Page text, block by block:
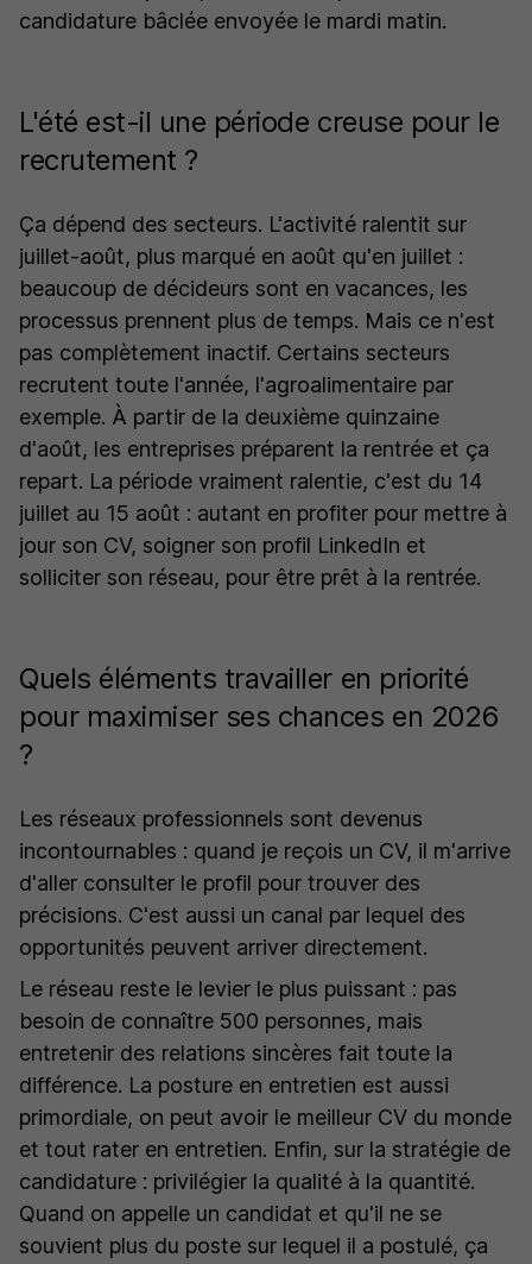
candidature bâclée envoyée le mardi matin.
L'été est-il une période creuse pour le
recrutement ?
Ça dépend des secteurs. L'activité ralentit sur
juillet-août, plus marqué en août qu'en juillet :
beaucoup de décideurs sont en vacances, les
processus prennent plus de temps. Mais ce n'est
pas complètement inactif. Certains secteurs
recrutent toute l'année, l'agroalimentaire par
exemple. À partir de la deuxième quinzaine
d'août, les entreprises préparent la rentrée et ça
repart. La période vraiment ralentie, c'est du 14
juillet au 15 août : autant en profiter pour mettre à
jour son CV, soigner son profil LinkedIn et
solliciter son réseau, pour être prêt à la rentrée.
Quels éléments travailler en priorité
pour maximiser ses chances en 2026
?
Les réseaux professionnels sont devenus
incontournables : quand je reçois un CV, il m'arrive
d'aller consulter le profil pour trouver des
précisions. C'est aussi un canal par lequel des
opportunités peuvent arriver directement.
Le réseau reste le levier le plus puissant : pas
besoin de connaître 500 personnes, mais
entretenir des relations sincères fait toute la
différence. La posture en entretien est aussi
primordiale, on peut avoir le meilleur CV du monde
et tout rater en entretien. Enfin, sur la stratégie de
candidature : privilégier la qualité à la quantité.
Quand on appelle un candidat et qu'il ne se
souvient plus du poste sur lequel il a postulé, ça